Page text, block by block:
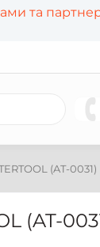
та
(AT-0031)
(AT-